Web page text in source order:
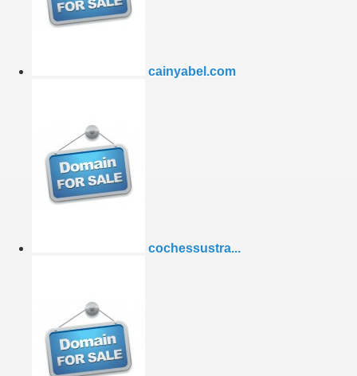
cainyabel.com
cochessustra...